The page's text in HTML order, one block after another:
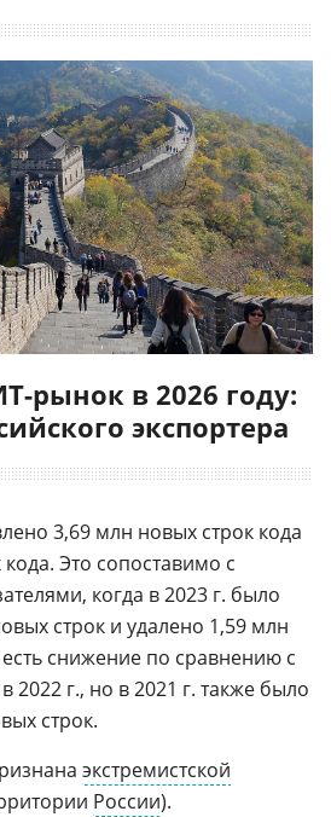
рынок в 2026 году:
экспортера
3,69 млн новых строк кода
Это сопоставимо с
когда в 2023 г. было
строк и удалено 1,59 млн
есть снижение по сравнению с
2022 г., но в 2021 г. также было
строк.
экстремистской
России).